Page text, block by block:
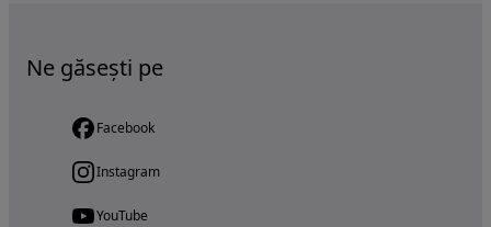
Ne găsești pe
Facebook
Instagram
YouTube